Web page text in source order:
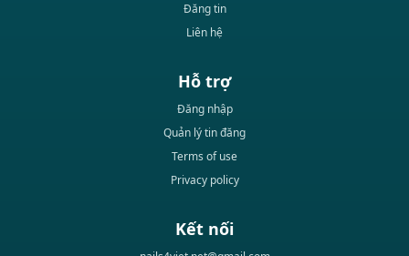
Đăng tin
Liên hệ
Hỗ trợ
Đăng nhập
Quản lý tin đăng
Terms of use
Privacy policy
Kết nối